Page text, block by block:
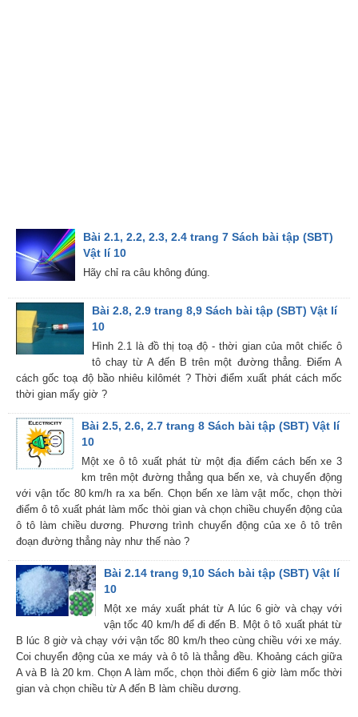
Bài 2.1, 2.2, 2.3, 2.4 trang 7 Sách bài tập (SBT)
Vật lí 10
Hãy chỉ ra câu không đúng.
Bài 2.8, 2.9 trang 8,9 Sách bài tập (SBT) Vật lí
10
Hình 2.1 là đồ thị toạ độ - thời gian của môt chiếc ô
tô chay từ A đến B trên một đường thẳng. Điểm A
cách gốc toạ độ bầo nhiêu kilômét ? Thời điểm xuất phát cách mốc
thời gian mấy giờ ?
Bài 2.5, 2.6, 2.7 trang 8 Sách bài tập (SBT) Vật lí
10
Một xe ô tô xuất phát từ một địa điểm cách bến xe 3
km trên một đường thẳng qua bến xe, và chuyển động
với vận tốc 80 km/h ra xa bến. Chọn bến xe làm vật mốc, chọn thời
điểm ô tô xuất phát làm mốc thòi gian và chọn chiều chuyển động của
ô tô làm chiều dương. Phương trình chuyển động của xe ô tô trên
đoạn đường thẳng này như thế nào ?
Bài 2.14 trang 9,10 Sách bài tập (SBT) Vật lí
10
Một xe máy xuất phát từ A lúc 6 giờ và chạy với
vận tốc 40 km/h để đi đến B. Một ô tô xuất phát từ
B lúc 8 giờ và chạy với vận tốc 80 km/h theo cùng chiều với xe máy.
Coi chuyển động của xe máy và ô tô là thẳng đều. Khoảng cách giữa
A và B là 20 km. Chọn A làm mốc, chọn thòi điểm 6 giờ làm mốc thời
gian và chọn chiều từ A đến B làm chiều dương.